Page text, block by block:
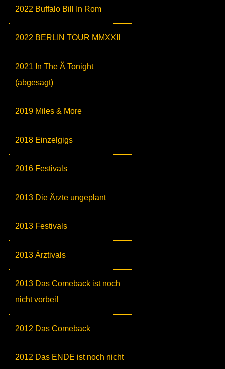
2022 Buffalo Bill In Rom
2022 BERLIN TOUR MMXXII
2021 In The Ä Tonight
(abgesagt)
2019 Miles & More
2018 Einzelgigs
2016 Festivals
2013 Die Ärzte ungeplant
2013 Festivals
2013 Ärztivals
2013 Das Comeback ist noch
nicht vorbei!
2012 Das Comeback
2012 Das ENDE ist noch nicht